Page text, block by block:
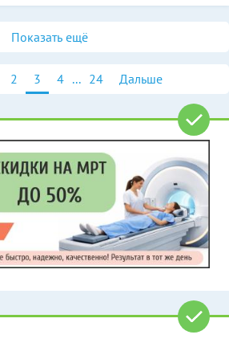
Показать ещё
2 3 4 ... 24 Дальше